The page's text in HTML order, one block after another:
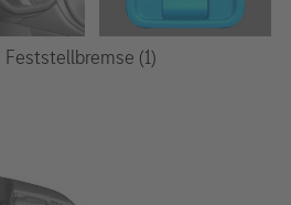
(1)